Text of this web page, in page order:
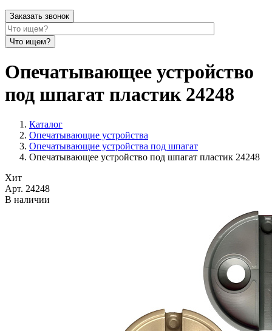
Заказать звонок
Опечатывающее устройство
под шпагат пластик 24248
Каталог
Опечатывающие устройства
Опечатывающие устройства под шпагат
Опечатывающее устройство под шпагат пластик 24248
Хит
Арт. 24248
В наличии